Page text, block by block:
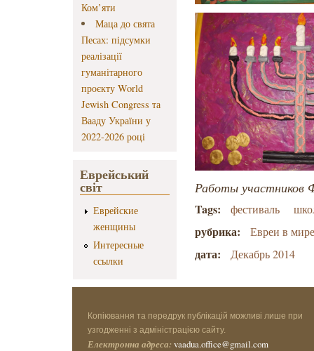
Ком’яти
Маца до свята
Песах: підсумки
реалізації
гуманітарного
проєкту World
Jewish Congress та
Вааду України у
2022-2026 році
Еврейський
світ
Еврейские
женщины
Интересные
ссылки
Работы участников
Tags: фестиваль
рубрика: Евреи в
дата: Декабрь 2014
Копіювання та передрук публікацій можливі лише при
узгодженні з адміністрацією сайту.
Електронна адреса: vaadua.office@gmail.com